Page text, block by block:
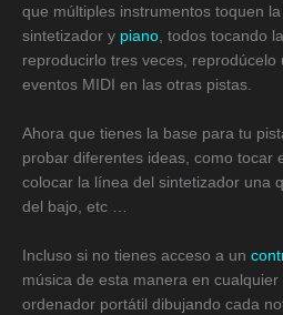
que múltiples instrumentos toquen
sintetizador y piano, todos tocando
reproducirlo tres veces, reprodúcelo
eventos MIDI en las otras pistas.
Ahora que tienes la base para tu
probar diferentes ideas, como tocar
colocar la línea del sintetizador una
del bajo, etc …
Incluso si no tienes acceso a un
música de esta manera en
ordenador portátil dibujando cada